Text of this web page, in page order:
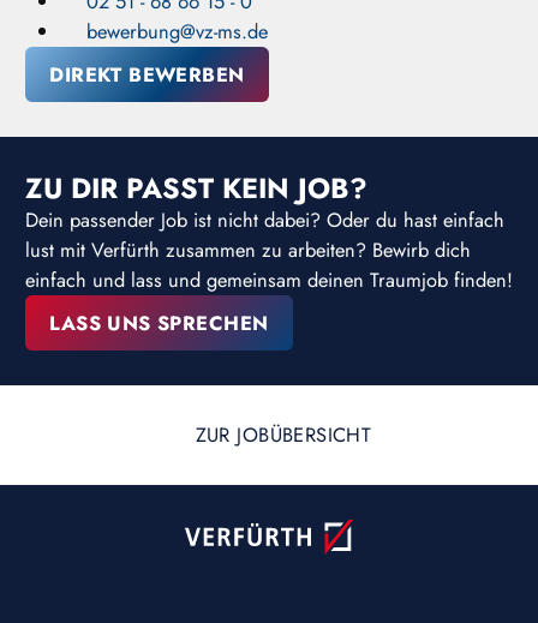
bewerbung@vz-ms.de
DIREKT BEWERBEN
ZU DIR PASST KEIN JOB?
Dein passender Job ist nicht dabei? Oder du hast einfach
lust mit Verfürth zusammen zu arbeiten? Bewirb dich
einfach und lass und gemeinsam deinen Traumjob finden!
LASS UNS SPRECHEN
ZUR JOBÜBERSICHT